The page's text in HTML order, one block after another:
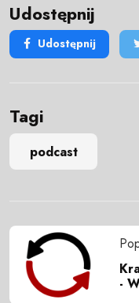
Udostępnij
Udostępnij
Tagi
podcast
-